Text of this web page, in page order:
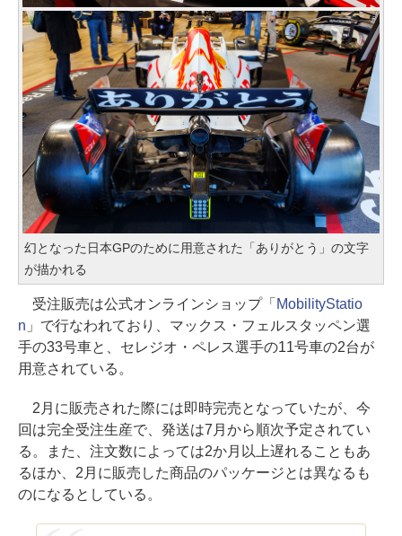
幻となった日本GPのために用意された「ありがとう」の文字
が描かれる
受注販売は公式オンラインショップ「 MobilityStatio
n 」で行なわれており、マックス・フェルスタッペン選
手の33号車と、セレジオ・ペレス選手の11号車の2台が
用意されている。
2月に販売された際には即時完売となっていたが、今
回は完全受注生産で、発送は7月から順次予定されてい
る。また、注文数によっては2か月以上遅れることもあ
るほか、2月に販売した商品のパッケージとは異なるも
のになるとしている。